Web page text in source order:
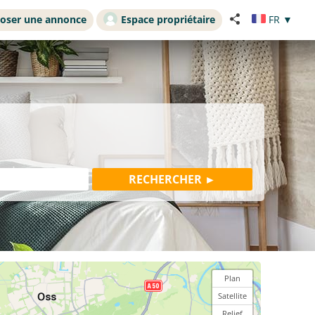
une annonce Espace propriétaire FR ▼
Plan
Satellite